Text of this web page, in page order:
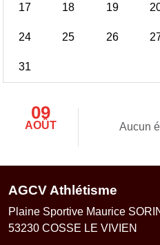
17 18 19
24 25 26
31
09
AOÛT Aucun
AGCV Athlétisme
Plaine Sportive Maurice
53230 COSSE LE VIVIEN